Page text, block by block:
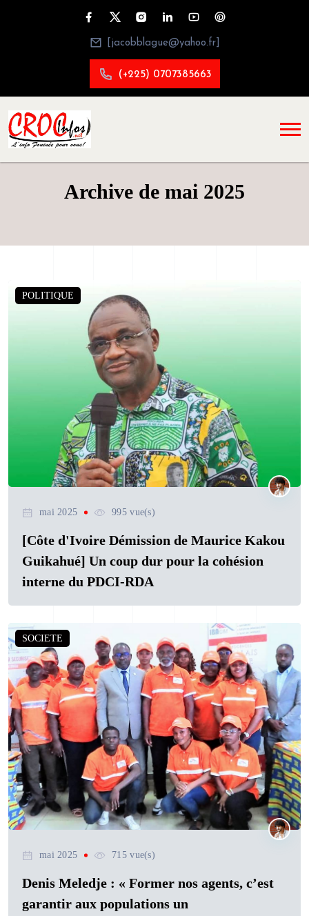
[jacobblague@yahoo.fr]
(+225) 0707385663
Archive de mai 2025
POLITIQUE
mai 2025 995 vue(s)
[Côte d'Ivoire Démission de Maurice Kakou
Guikahué] Un coup dur pour la cohésion
interne du PDCI-RDA
SOCIETE
mai 2025 715 vue(s)
Denis Meledje : « Former nos agents, c’est
garantir aux populations un